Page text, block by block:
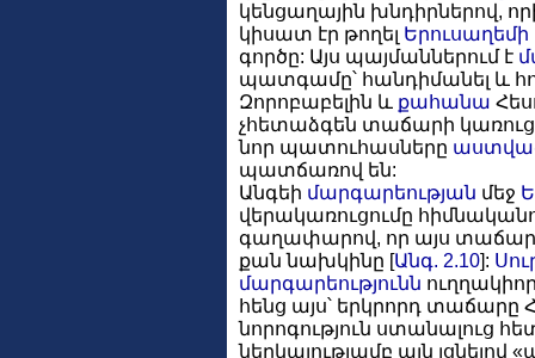
կենցաղային խնդիրներով,
կիսատ էր թողել
գործը: Այս պայմաններում է
պատգամը՝ հանդիմանել և
Զորոբաբելին և քահանա
չհետաձգեն տաճարի
նոր պատուհասները
պատճառով են:
Անգեի մարգարեության մեջ
վերակառուցումը
գաղափարով, որ այս
քան նախկինը [Անգ. 2.10]:
մարգարեությունն
հենց այս՝ երկրորդ տաճարը
նորոգություն ստանալուց
ներկայությամբ այն լցնելով